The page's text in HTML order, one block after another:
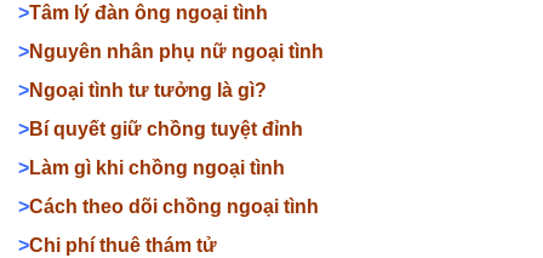
>Tâm lý đàn ông ngoại tình
>Nguyên nhân phụ nữ ngoại tình
>Ngoại tình tư tưởng là gì?
>Bí quyết giữ chồng tuyệt đỉnh
>Làm gì khi chồng ngoại tình
>Cách theo dõi chồng ngoại tình
>Chi phí thuê thám tử